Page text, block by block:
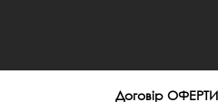
Договір ОФЕРТИ